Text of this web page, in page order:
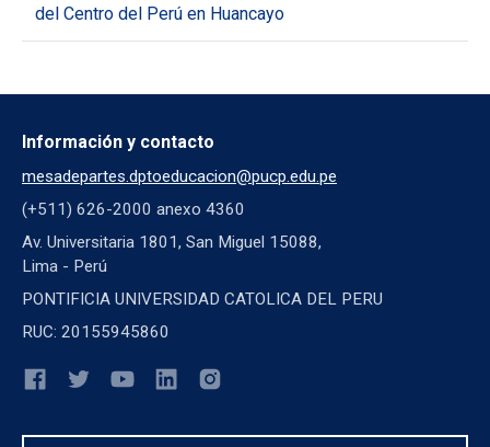
del Centro del Perú en Huancayo
Información y contacto
mesadepartes.dptoeducacion@pucp.edu.pe
(+511) 626-2000 anexo 4360
Av. Universitaria 1801, San Miguel 15088,
Lima - Perú
PONTIFICIA UNIVERSIDAD CATOLICA DEL PERU
RUC: 20155945860